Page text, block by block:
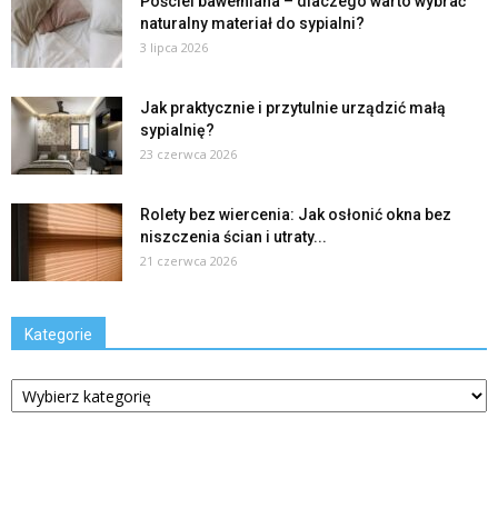
naturalny materiał do sypialni?
3 lipca 2026
Jak praktycznie i przytulnie urządzić małą
sypialnię?
23 czerwca 2026
Rolety bez wiercenia: Jak osłonić okna bez
niszczenia ścian i utraty...
21 czerwca 2026
Kategorie
Kategorie